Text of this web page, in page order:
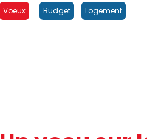
Voeux Budget Logement